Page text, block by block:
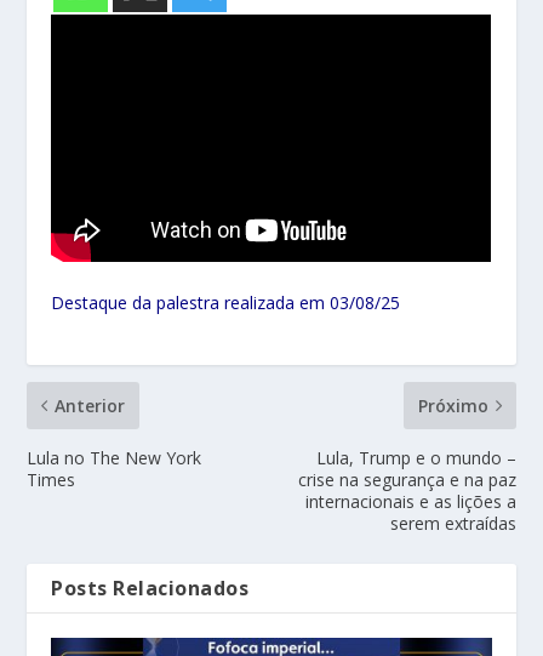
Destaque da palestra realizada em 03/08/25
Anterior
Lula no The New York
Times
Próximo
Lula, Trump e o mundo –
crise na segurança e na paz
internacionais e as lições a
serem extraídas
Posts Relacionados